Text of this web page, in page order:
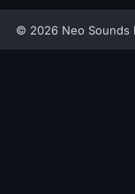
© 2026 Neo Sounds